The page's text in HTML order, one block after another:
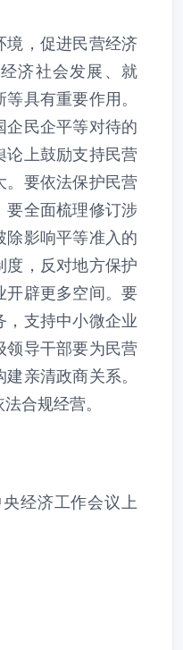
境，促进民营经济
济社会发展、就
具有重要作用。
企民企平等对待的
论上鼓励支持民营
。要依法保护民营
要全面梳理修订涉
除影响平等准入的
度，反对地方保护
开辟更多空间。要
，支持中小微企业
领导干部要为民营
亲清政商关系。
合规经营。
央经济工作会议上